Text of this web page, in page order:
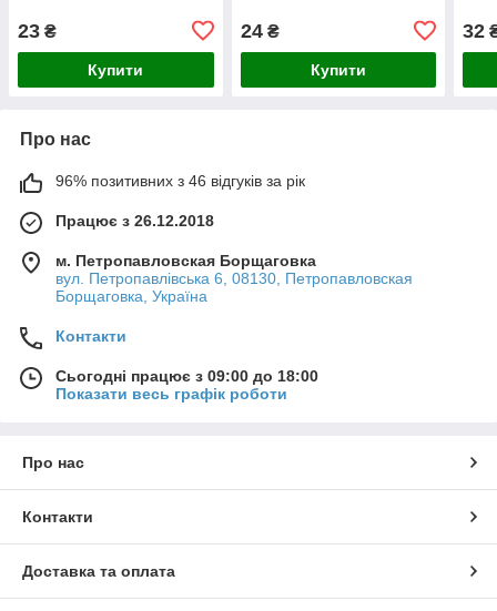
23 ₴
Купити
24₴
Купити
32
Про нас
96% позитивних з 46 відгуків за рік
Працює з 26.12.2018
м. Петропавловская Борщаговка
вул. Петропавлівська 6, 08130, Петропавловская
Борщаговка, Україна
Контакти
Сьогодні працює з 09:00 до 18:00
Показати весь графік роботи
Про нас
Контакти
Доставка та оплата